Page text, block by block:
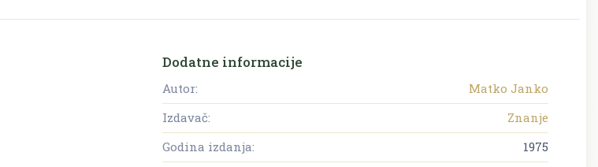
Dodatne informacije
Autor:
Matko Janko
Izdavač:
Znanje
Godina izdanja:
1975